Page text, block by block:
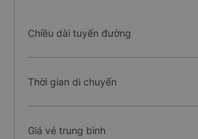
Chiều dài tuyến đường
Thời gian di chuyển
Giá vé trung bình